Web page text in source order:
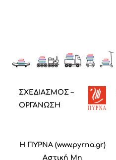
Η ΠΥΡΝΑ (www.pyrna.gr)
Αστική Mη
ΣΧΕΔΙΑΣΜΟΣ –
ΟΡΓΑΝΩΣΗ